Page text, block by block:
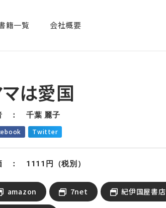
籍一覧​ 会社概要
は愛国
： 千葉 麗子
Twitter
： 1111円（税別）
amazon 7net 紀伊国屋書店